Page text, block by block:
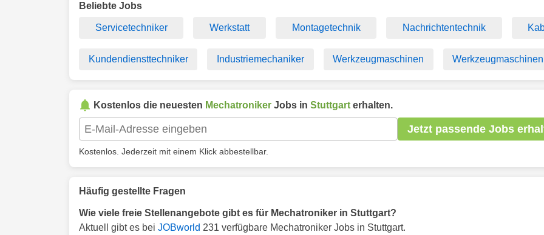
Beliebte Jobs
Servicetechniker Werkstatt Montagetechnik Nachrichtentechnik
Kundendiensttechniker Industriemechaniker Werkzeugmaschinen
Kostenlos die neuesten Mechatroniker Jobs in Stuttgart erhalten.
Jetzt passende Jobs
Kostenlos. Jederzeit mit einem Klick abbestellbar.
Häufig gestellte Fragen
Wie viele freie Stellenangebote gibt es für Mechatroniker in Stuttgart?
Aktuell gibt es bei JOBworld 231 verfügbare Mechatroniker Jobs in Stuttgart.